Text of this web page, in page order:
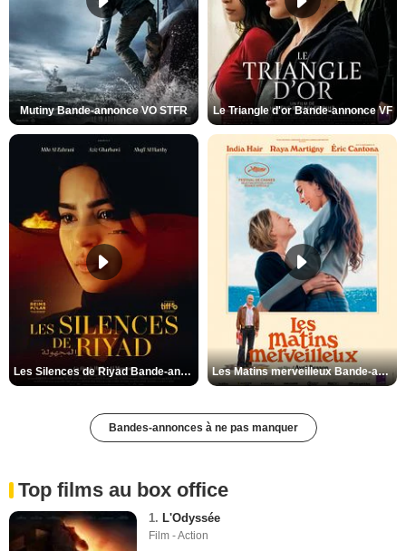
Mutiny Bande-annonce VO STFR Le Triangle d'or Bande-annonce VF
Les Silences de Riyad Bande-annonce VO STFR Les Matins merveilleux Bande-annonce VF
Bandes-annonces à ne pas manquer
Top films au box office
1. L'Odyssée
Film - Action